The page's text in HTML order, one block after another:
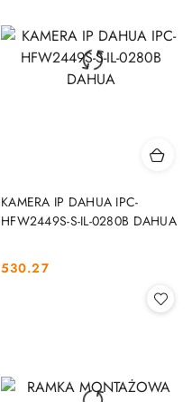
KAMERA IP DAHUA IPC-
HFW2449S-S-IL-0280B DAHUA
Cena:
530.27